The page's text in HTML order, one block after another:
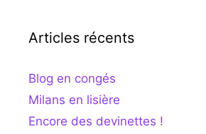
Articles récents
Blog en congés
Milans en lisière
Encore des devinettes !